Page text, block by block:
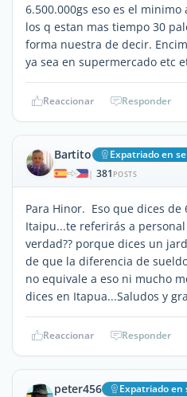
6.500.000gs eso es el
los q estan mas tiempo 30
forma nuestra de decir.
ya sea en supermercado etc
Reaccionar Responder
Bartito Expatriado en
| 381 POSTS
Para Hinor. Eso que dices de
Itaipu...te referirás a
verdad?? porque dices un
de que la diferencia de
no equivale a eso ni mucho
dices en Itapua...Saludos y
Reaccionar Responder
peter456 Expatriado en